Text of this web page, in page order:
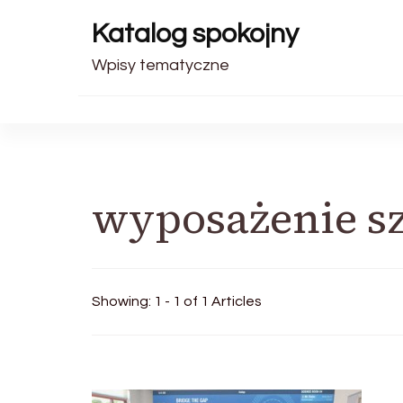
Katalog spokojny
Wpisy tematyczne
wyposażenie
Showing: 1 - 1 of 1 Articles